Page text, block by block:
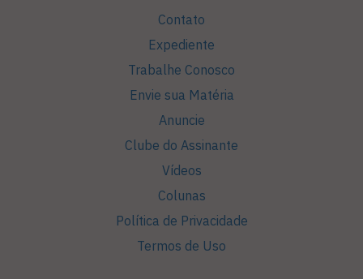
Contato
Expediente
Trabalhe Conosco
Envie sua Matéria
Anuncie
Clube do Assinante
Vídeos
Colunas
Política de Privacidade
Termos de Uso